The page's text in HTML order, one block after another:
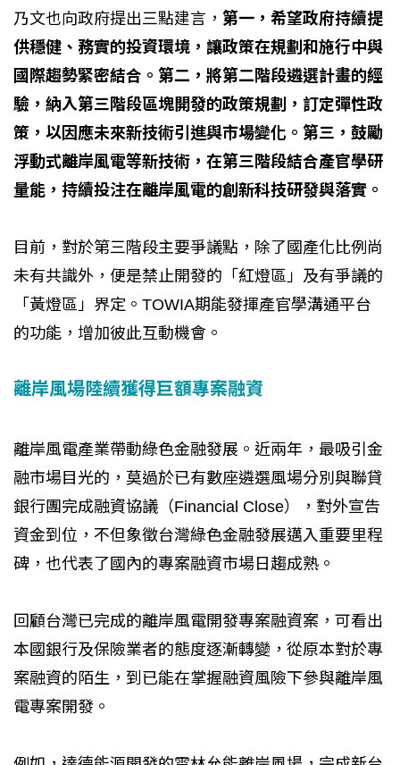
乃文也向政府提出三點建言， 第一，希望政府持續提
供穩健、務實的投資環境，讓政策在規劃和施行中與
國際趨勢緊密結合。第二，將第二階段遴選計畫的經
驗，納入第三階段區塊開發的政策規劃，訂定彈性政
策，以因應未來新技術引進與市場變化。第三，鼓勵
浮動式離岸風電等新技術，在第三階段結合產官學研
量能，持續投注在離岸風電的創新科技研發與落實。
目前，對於第三階段主要爭議點，除了國產化比例尚
未有共識外，便是禁止開發的「紅燈區」及有爭議的
「黃燈區」界定。TOWIA期能發揮產官學溝通平台
的功能，增加彼此互動機會。
離岸風場陸續獲得巨額專案融資
離岸風電產業帶動綠色金融發展。近兩年，最吸引金
融市場目光的，莫過於已有數座遴選風場分別與聯貸
銀行團完成融資協議（Financial Close），對外宣告
資金到位，不但象徵台灣綠色金融發展邁入重要里程
碑，也代表了國內的專案融資市場日趨成熟。
回顧台灣已完成的離岸風電開發專案融資案，可看出
本國銀行及保險業者的態度逐漸轉變，從原本對於專
案融資的陌生，到已能在掌握融資風險下參與離岸風
電專案開發。